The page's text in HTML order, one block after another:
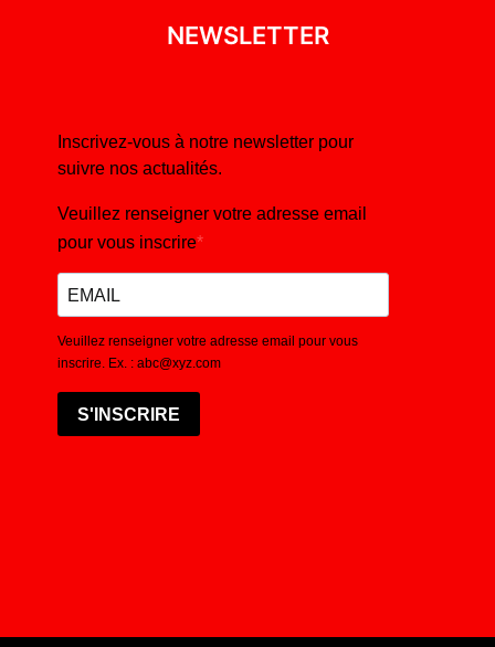
NEWSLETTER
Inscrivez-vous à notre newsletter pour
suivre nos actualités.
Veuillez renseigner votre adresse email
pour vous inscrire
Veuillez renseigner votre adresse email pour vous
inscrire. Ex. : abc@xyz.com
S'INSCRIRE